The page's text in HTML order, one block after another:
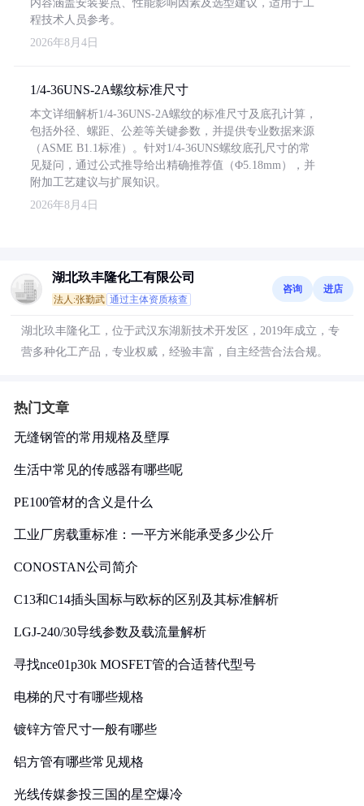
内容涵盖安装要点、性能影响因素及选型建议，适用于工
程技术人员参考。
2026年8月4日
1/4-36UNS-2A螺纹标准尺寸
本文详细解析1/4-36UNS-2A螺纹的标准尺寸及底孔计算，
包括外径、螺距、公差等关键参数，并提供专业数据来源
（ASME B1.1标准）。针对1/4-36UNS螺纹底孔尺寸的常
见疑问，通过公式推导给出精确推荐值（Φ5.18mm），并
附加工艺建议与扩展知识。
2026年8月4日
湖北玖丰隆化工有限公司
法人:张勤武 通过主体资质核查
咨询 进店
湖北玖丰隆化工，位于武汉东湖新技术开发区，2019年成立，专
营多种化工产品，专业权威，经验丰富，自主经营合法合规。
热门文章
无缝钢管的常用规格及壁厚
生活中常见的传感器有哪些呢
PE100管材的含义是什么
工业厂房载重标准：一平方米能承受多少公斤
CONOSTAN公司简介
C13和C14插头国标与欧标的区别及其标准解析
LGJ-240/30导线参数及载流量解析
寻找nce01p30k MOSFET管的合适替代型号
电梯的尺寸有哪些规格
镀锌方管尺寸一般有哪些
铝方管有哪些常见规格
光线传媒参投三国的星空爆冷